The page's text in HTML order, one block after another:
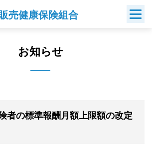
売健康保険組合
お知らせ
者の標準報酬月額上限額の改定